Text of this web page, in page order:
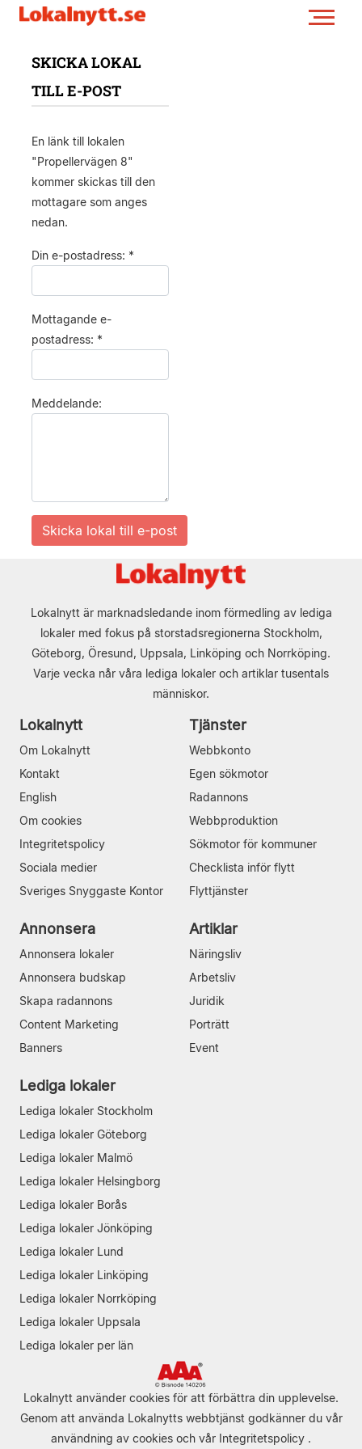
SKICKA LOKAL
TILL E-POST
En länk till lokalen
"Propellervägen 8"
kommer skickas till den
mottagare som anges
nedan.
Din e-postadress: *
Mottagande e-
postadress: *
Meddelande:
Lokalnytt är marknadsledande inom förmedling av lediga
lokaler med fokus på storstadsregionerna Stockholm,
Göteborg, Öresund, Uppsala, Linköping och Norrköping.
Varje vecka når våra lediga lokaler och artiklar tusentals
människor.
Lokalnytt
Om Lokalnytt
Kontakt
English
Om cookies
Integritetspolicy
Sociala medier
Sveriges Snyggaste Kontor
Tjänster
Webbkonto
Egen sökmotor
Radannons
Webbproduktion
Sökmotor för kommuner
Checklista inför flytt
Flyttjänster
Annonsera
Annonsera lokaler
Annonsera budskap
Skapa radannons
Content Marketing
Banners
Artiklar
Näringsliv
Arbetsliv
Juridik
Porträtt
Event
Lediga lokaler
Lediga lokaler Stockholm
Lediga lokaler Göteborg
Lediga lokaler Malmö
Lediga lokaler Helsingborg
Lediga lokaler Borås
Lediga lokaler Jönköping
Lediga lokaler Lund
Lediga lokaler Linköping
Lediga lokaler Norrköping
Lediga lokaler Uppsala
Lediga lokaler per län
Lokalnytt använder cookies för att förbättra din upplevelse.
Genom att använda Lokalnytts webbtjänst godkänner du vår
användning av cookies och vår Integritetspolicy .